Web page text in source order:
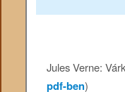
Jules Verne:
pdf-ben)